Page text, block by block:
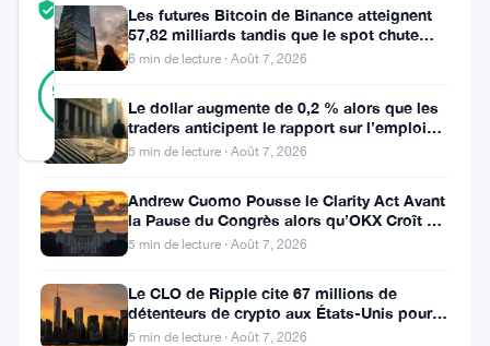
TRUST
SCORE
Vérifié
98
RÉEL
40
Mis à jour 2 ans il y a
XRP,
l’actif
associé
Les futures Bitcoin de Binance atteignent
57,82 milliards tandis que le spot chute
huit fois
6 min de lecture · Août 7, 2026
Le dollar augmente de 0,2 % alors que les
traders anticipent le rapport sur l’emploi
aux États-Unis
5 min de lecture · Août 7, 2026
Andrew Cuomo Pousse le Clarity Act Avant
la Pause du Congrès alors qu’OKX Croît en
Europe
5 min de lecture · Août 7, 2026
Le CLO de Ripple cite 67 millions de
détenteurs de crypto aux États-Unis pour
faire avancer la loi CLARITY
5 min de lecture · Août 7, 2026